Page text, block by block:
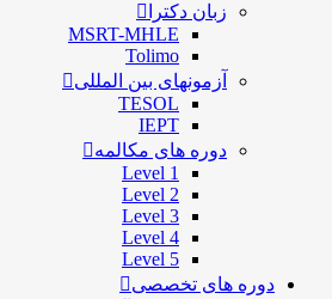
زبان دکترا
MSRT-MHLE
Tolimo
آزمونهای بین المللی
TESOL
IEPT
دوره های مکالمه
Level 1
Level 2
Level 3
Level 4
Level 5
دوره های تخصصی